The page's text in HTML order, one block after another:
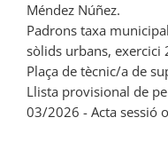
Méndez Núñez.
Padrons taxa
sòlids urbans, exercici
Plaça de tècnic/a de
Llista provisional de
03/2026 - Acta sessió